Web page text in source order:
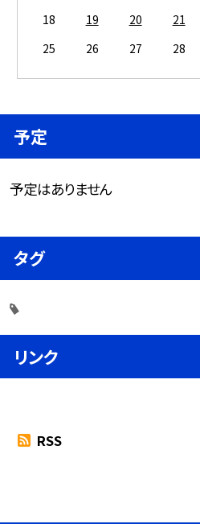
18
19 20 21
25
26 27 28
予定
予定はありません
タグ
リンク
RSS